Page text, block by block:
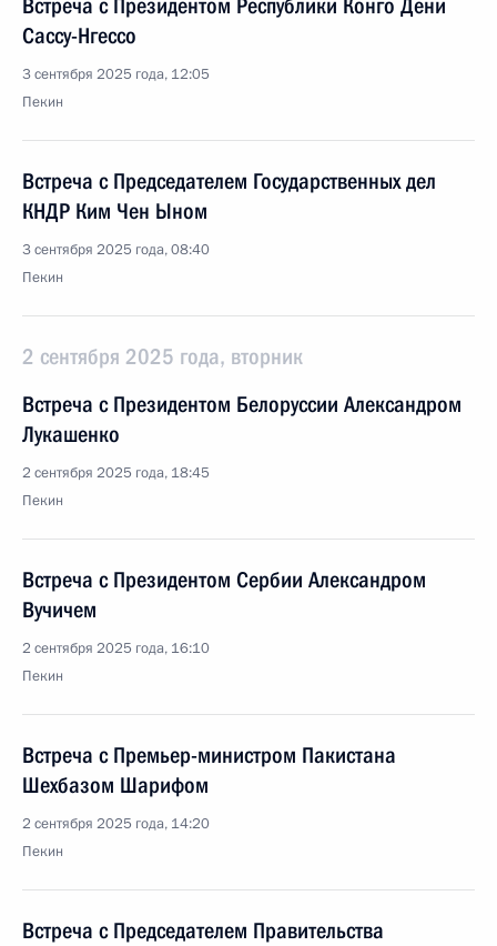
Встреча с Президентом Республики Конго Дени
Сассу-Нгессо
3 сентября 2025 года, 12:05
Пекин
Встреча с Председателем Государственных дел
КНДР Ким Чен Ыном
3 сентября 2025 года, 08:40
Пекин
2 сентября 2025 года, вторник
Встреча с Президентом Белоруссии Александром
Лукашенко
2 сентября 2025 года, 18:45
Пекин
Встреча с Президентом Сербии Александром
Вучичем
2 сентября 2025 года, 16:10
Пекин
Встреча с Премьер-министром Пакистана
Шехбазом Шарифом
2 сентября 2025 года, 14:20
Пекин
Встреча с Председателем Правительства